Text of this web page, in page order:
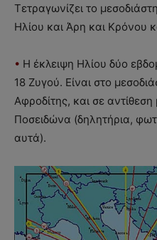
Τετραγωνίζει το
Ηλίου και Άρη και Κρόνου
• Η έκλειψη Ηλίου δύο
18 Ζυγού. Είναι στο
Αφροδίτης, και σε
Ποσειδώνα (δηλητήρια,
αυτά).